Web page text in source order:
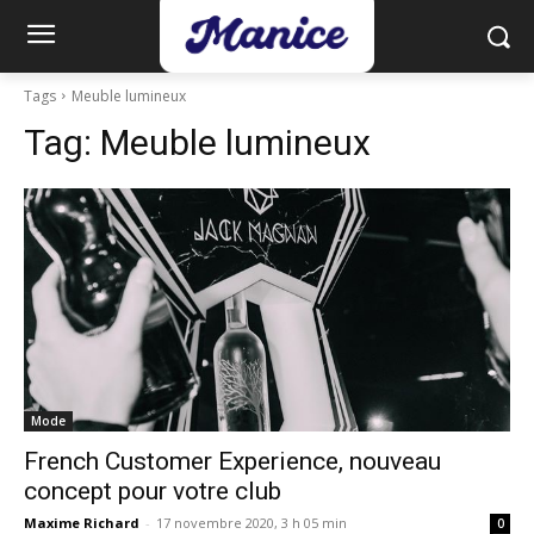
Tags Meuble lumineux
Tag: Meuble lumineux
Mode
French Customer Experience, nouveau
concept pour votre club
Maxime Richard - 17 novembre 2020, 3 h 05 min 0